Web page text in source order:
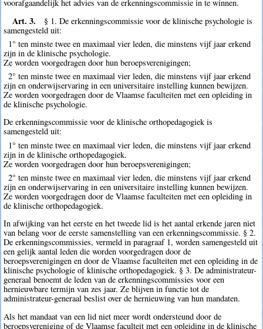
voorafgaandelijk het advies van de erkenningscommissie in te winnen.
Art. 3.
§ 1. De erkenningscommissie voor de klinische psychologie is
samengesteld uit:
1° ten minste twee en maximaal vier leden, die minstens vijf jaar erkend
zijn in de klinische psychologie.
Ze worden voorgedragen door hun beroepsverenigingen;
2° ten minste twee en maximaal vier leden, die minstens vijf jaar erkend
zijn en onderwijservaring in een universitaire instelling kunnen bewijzen.
Ze worden voorgedragen door de Vlaamse faculteiten met een opleiding in
de klinische psychologie.
De erkenningscommissie voor de klinische orthopedagogiek is
samengesteld uit:
1° ten minste twee en maximaal vier leden, die minstens vijf jaar erkend
zijn in de klinische orthopedagogiek.
Ze worden voorgedragen door hun beroepsverenigingen;
2° ten minste twee en maximaal vier leden, die minstens vijf jaar erkend
zijn en onderwijservaring in een universitaire instelling kunnen bewijzen.
Ze worden voorgedragen door de Vlaamse faculteiten met een opleiding in
de klinische orthopedagogiek.
In afwijking van het eerste en het tweede lid is het aantal erkende jaren niet
van belang voor de eerste samenstelling van een erkenningscommissie. § 2.
De erkenningscommissies, vermeld in paragraaf 1, worden samengesteld uit
een gelijk aantal leden die worden voorgedragen door de
beroepsverenigingen en door de Vlaamse faculteiten met een opleiding in de
klinische psychologie of klinische orthopedagogiek. § 3. De administrateur-
generaal benoemt de leden van de erkenningscommissies voor een
hernieuwbare termijn van zes jaar. Ze blijven in functie tot de
administrateur-generaal beslist over de hernieuwing van hun mandaten.
Als het mandaat van een lid niet meer wordt ondersteund door de
beroepsvereniging of de Vlaamse faculteit met een opleiding in de klinische